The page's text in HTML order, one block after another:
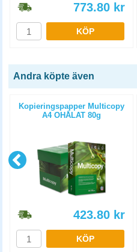
773.80 kr
KÖP
Andra köpte även
Kopieringspapper Multicopy
A4 OHÅLAT 80g
423.80 kr
KÖP